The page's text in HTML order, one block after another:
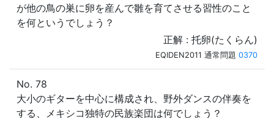
が他の鳥の巣に卵を産んで雛を育てさせる習性のこと
を何というでしょう？
正解 : 托卵(たくらん)
EQIDEN2011 通常問題 0370
No. 78
大小のギターを中心に構成され、野外ダンスの伴奏を
する、メキシコ独特の民族楽団は何でしょう？